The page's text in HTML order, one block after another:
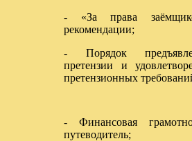
- «За права
рекомендации;
- Порядок
претензии и
претензионных
- Финансовая
путеводитель;